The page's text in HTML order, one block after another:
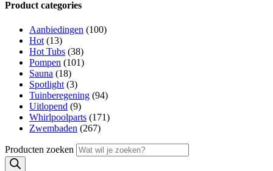
Product categories
Aanbiedingen (100)
Hot (13)
Hot Tubs (38)
Pompen (101)
Sauna (18)
Spotlight (3)
Tuinberegening (94)
Uitlopend (9)
Whirlpoolparts (171)
Zwembaden (267)
Producten zoeken